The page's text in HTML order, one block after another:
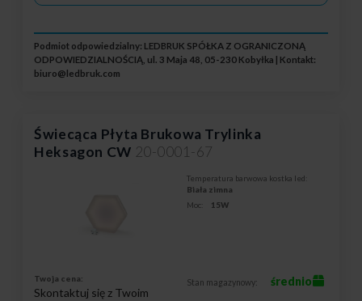
Podmiot odpowiedzialny: LEDBRUK SPÓŁKA Z OGRANICZONĄ
ODPOWIEDZIALNOŚCIĄ, ul. 3 Maja 48, 05-230 Kobyłka | Kontakt:
biuro@ledbruk.com
Świecąca Płyta Brukowa Trylinka
Heksagon CW 20-0001-67
Temperatura barwowa kostka led:
Biała zimna
Moc:
15W
Twoja cena:
Skontaktuj się z Twoim
Stan magazynowy: średnio